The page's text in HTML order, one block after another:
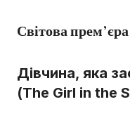
Світова прем’єра
Дівчина, яка
(The Girl in the